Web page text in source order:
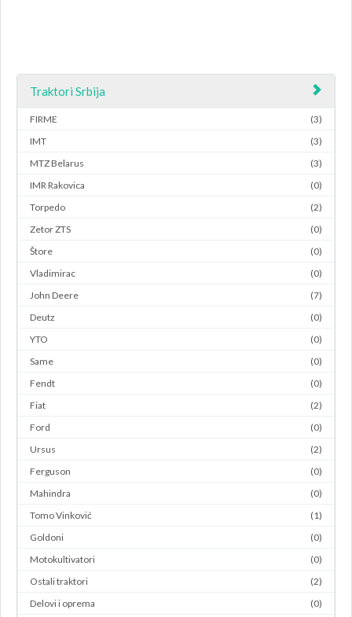
Traktori Srbija
FIRME
(3)
IMT
(3)
MTZ Belarus
(3)
IMR Rakovica
(0)
Torpedo
(2)
Zetor ZTS
(0)
Štore
(0)
Vladimirac
(0)
John Deere
(7)
Deutz
(0)
YTO
(0)
Same
(0)
Fendt
(0)
Fiat
(2)
Ford
(0)
Ursus
(2)
Ferguson
(0)
Mahindra
(0)
Tomo Vinković
(1)
Goldoni
(0)
Motokultivatori
(0)
Ostali traktori
(2)
Delovi i oprema
(0)